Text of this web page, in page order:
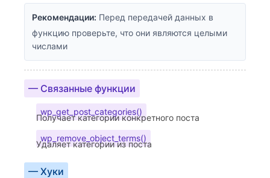
Рекомендации: Перед передачей данных в
функцию проверьте, что они являются целыми
числами
— Связанные функции
wp_get_post_categories()
Получает категории конкретного поста
wp_remove_object_terms()
Удаляет категории из поста
— Хуки